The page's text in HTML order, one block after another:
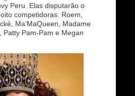
Peru. Elas disputarão o
competidoras: Roem,
Ma’MaQueen, Madame
Patty Pam-Pam e Megan